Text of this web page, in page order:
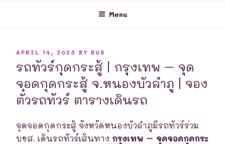
Menu
POSTED
APRIL 14, 2023 BY BUS
รถทัวร์กุดกระสู้ | กรุงเทพ – จุด
จอดกุดกระสู้ จ.หนองบัวลำภู | จอง
ตั๋วรถทัวร์ ตารางเดินรถ
จุดจอดกุดกระสู้ จังหวัดหนองบัวลำภูมีรถทัวร์ร่วม
บขส. เดินรถทัวร์เส้นทาง กรุงเทพ – จุดจอดกุดกระ